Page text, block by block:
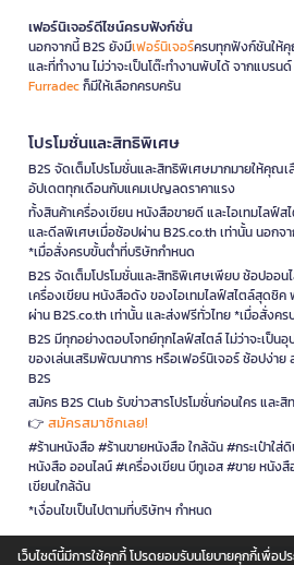
เฟอร์นิเจอร์ดีไซน์ครบฟังก์ชั่น
นอกจากนี้ B2S ยังมีเฟอร์นิเจอร์ครบทุกฟังก์ชันให้
และที่ทำงาน ไม่ว่าจะเป็นโต๊ะทำงานพับได้ จากแบรนด์
Furradecก็มีให้เลือกครบครัน
โปรโมชั่นและสิทธิพิเศษ
B2S จัดเต็มโปรโมชั่นและสิทธิพิเศษมากมายให้คุณ
อัปเดตทุกเดือนกับแคมเปญลดราคาแรง
ทั้งสินค้าเครื่องเขียน หนังสือขายดี และไอเทมไล
และดีลพิเศษเมื่อช้อปผ่าน B2S.co.th เท่านั้น นอกจ
*เมื่อสั่งครบขั้นต่ำที่บริษัทกำหนด
B2S จัดเต็มโปรโมชั่นและสิทธิพิเศษเพียบ ช้อปออน
เครื่องเขียน หนังสือดัง ของไอเทมไลฟ์สไตล์สุดชิ
ผ่าน B2S.co.th เท่านั้น และส่งฟรีทั่วไทย *เมื่อสั่งค
B2S มีทุกอย่างตอบโจทย์ทุกไลฟ์สไตล์ ไม่ว่าจะเป็น
ของเล่นเสริมพัฒนาการ หรือเฟอร์นิเจอร์ ช้อปง่าย
B2S
สมัคร B2S Club รับข่าวสารโปรโมชั่นก่อนใคร และ
👉 สมัครสมาชิกเลย!
#ร้านหนังสือ #ร้านขายหนังสือ ใกล้ฉัน #กระเป๋าใ
หนังสือ ออนไลน์ #เครื่องเขียน บีทูเอส #ขาย หนัง
เขียนใกล้ฉัน
*เงื่อนไขเป็นไปตามที่บริษัทฯ กำหนด
เว็บไซต์นี้มีการใช้คุกกี้ โปรดยอมรับนโยบายคุกกี้เพื่อ